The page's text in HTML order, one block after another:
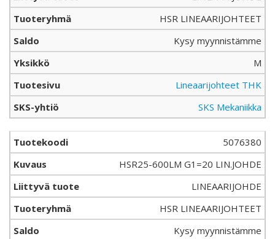
HSR LINEAARIJOHTEET
Kysy myynnistämme
M
Lineaarijohteet THK
SKS Mekaniikka
5076380
HSR25-600LM G1=20 LIN.JOHDE
LINEAARIJOHDE
HSR LINEAARIJOHTEET
Kysy myynnistämme